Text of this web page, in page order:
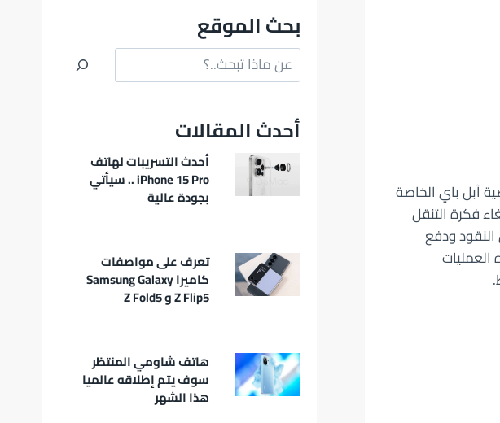
آبل باي الخاصة
فكرة التنقل
النقود ودفع
بحث الموقع
البحث
أحدث المقالات
أحدث التسريبات لهاتف
iPhone 15 Pro .. سيأتي
بجودة عالية
تعرف على مواصفات
كاميرا Samsung Galaxy
Z Flip5 و Z Fold5
هاتف شاومي المنتظر
سوف يتم إطلاقه عالميا
هذا الشهر